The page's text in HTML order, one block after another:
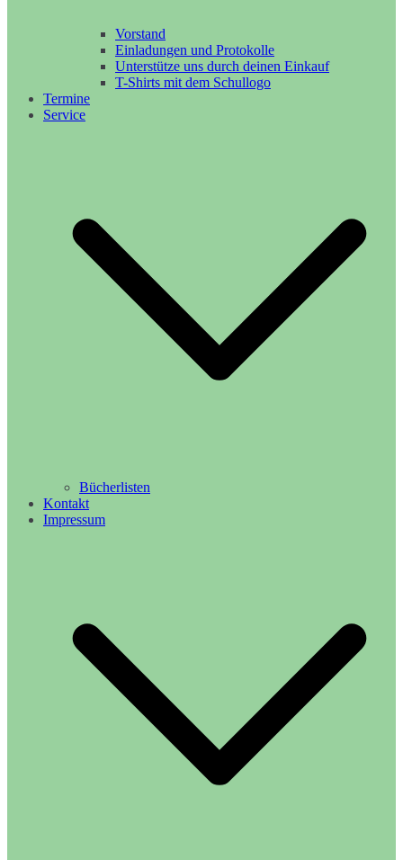
Vorstand
Einladungen und Protokolle
Unterstütze uns durch deinen Einkauf
T-Shirts mit dem Schullogo
Termine
Service
Bücherlisten
Kontakt
Impressum